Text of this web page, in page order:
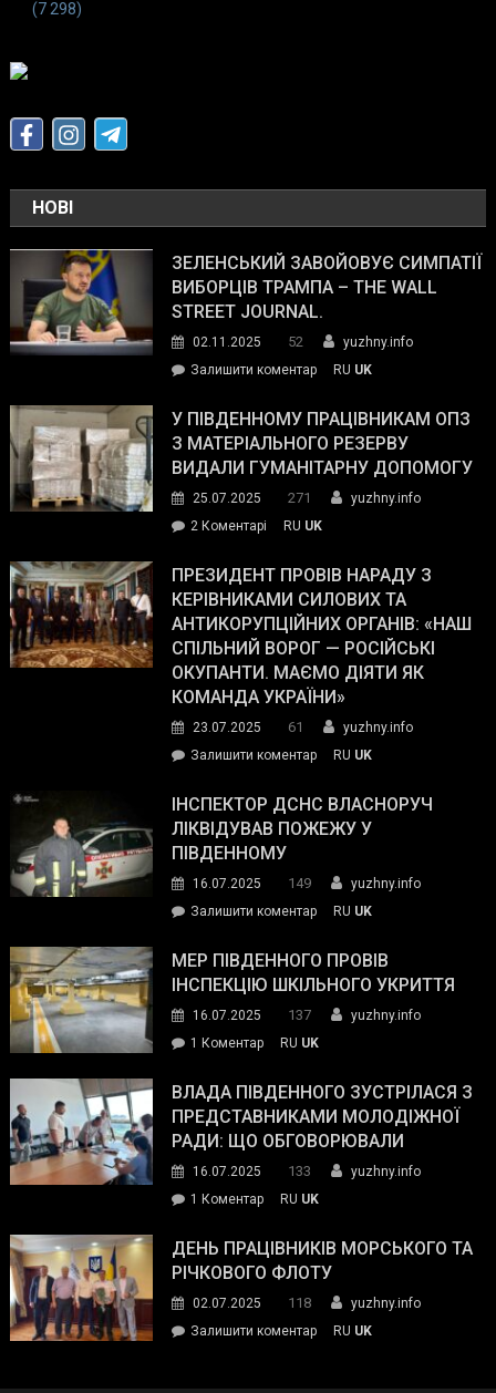
(7 298)
НОВІ
ЗЕЛЕНСЬКИЙ ЗАВОЙОВУЄ СИМПАТІЇ
ВИБОРЦІВ ТРАМПА – THE WALL
STREET JOURNAL.
02.11.2025 52
yuzhny.info
Залишити коментарon
завойовує
симпатії
виборців
The
Street
Journal.
RU UK
У ПІВДЕННОМУ ПРАЦІВНИКАМ ОПЗ
З МАТЕРІАЛЬНОГО РЕЗЕРВУ
ВИДАЛИ ГУМАНІТАРНУ ДОПОМОГУ
25.07.2025 271
yuzhny.info
2 Коментарі
Південному
працівникам
ОПЗ
з
матеріального
резерву
гуманітарну
допомогу
RU UK
ПРЕЗИДЕНТ ПРОВІВ НАРАДУ З
КЕРІВНИКАМИ СИЛОВИХ ТА
АНТИКОРУПЦІЙНИХ ОРГАНІВ: «НАШ
СПІЛЬНИЙ ВОРОГ — РОСІЙСЬКІ
ОКУПАНТИ. МАЄМО ДІЯТИ ЯК
КОМАНДА УКРАЇНИ»
23.07.2025 61
yuzhny.info
Залишити коментарon
провів
нараду
силових
та
органів:
«Наш
спільний
окупанти.
Маємо
діяти
команда
RU UK
ІНСПЕКТОР ДСНС ВЛАСНОРУЧ
ЛІКВІДУВАВ ПОЖЕЖУ У
ПІВДЕННОМУ
16.07.2025 149
yuzhny.info
Залишити коментарon
ДСНС
власноруч
пожежу
у
RU UK
МЕР ПІВДЕННОГО ПРОВІВ
ІНСПЕКЦІЮ ШКІЛЬНОГО УКРИТТЯ
16.07.2025 137
yuzhny.info
1 Коментардо
Південного
провів
інспекцію
укриття
RU UK
ВЛАДА ПІВДЕННОГО ЗУСТРІЛАСЯ З
ПРЕДСТАВНИКАМИ МОЛОДІЖНОЇ
РАДИ: ЩО ОБГОВОРЮВАЛИ
16.07.2025 133
yuzhny.info
1 Коментардо
Південного
зустрілася
представниками
молодіжної
RU UK
ДЕНЬ ПРАЦІВНИКІВ МОРСЬКОГО ТА
РІЧКОВОГО ФЛОТУ
02.07.2025 118
yuzhny.info
Залишити коментарon
RU UK